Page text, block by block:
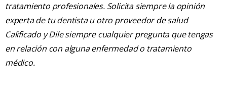
tratamiento profesionales. Solicita siempre la opinión
experta de tu dentista u otro proveedor de salud
Calificado y Dile siempre cualquier pregunta que tengas
en relación con alguna enfermedad o tratamiento
médico.